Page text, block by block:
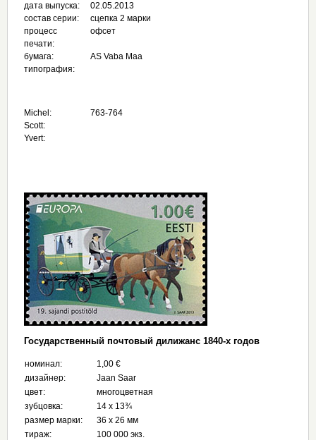
дата выпуска:
состав серии:
процесс
печати:
бумага:
типография:
02.05.2013
сцепка 2 марки
офсет
AS Vaba Maa
Michel:
Scott:
Yvert:
763-764
Государственный почтовый дилижанс 1840-х годов
номинал:
1,00 €
дизайнер:
Jaan Saar
цвет:
многоцветная
зубцовка:
14 х 13¾
размер марки:
36 x 26 мм
тираж:
100 000 экз.